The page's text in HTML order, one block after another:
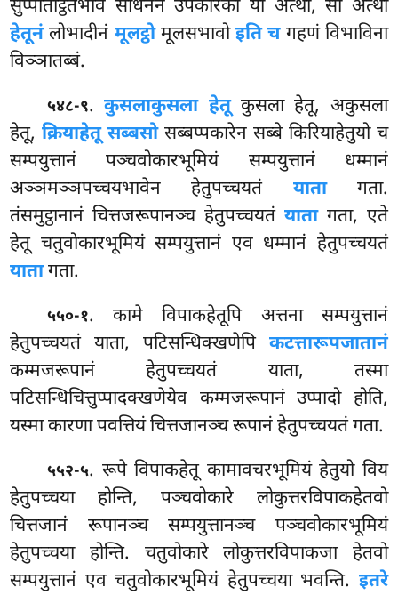
सुप्पतिट्ठितभावं साधनेन उपकारको यो अत्थो, सो अत्थो
हेतूनंलोभादीनं मूलट्ठोमूलसभावोइति चगहणं विभाविना
विञ्ञातब्बं.
५४८-९.कुसलाकुसला हेतूकुसला हेतू, अकुसला
हेतू,क्रियाहेतू सब्बसोसब्बप्पकारेन सब्बे किरियाहेतुयो च
सम्पयुत्तानं पञ्चवोकारभूमियं सम्पयुत्तानं धम्मानं
अञ्ञमञ्ञपच्चयभावेन हेतुपच्चयतं यातागता.
तंसमुट्ठानानं चित्तजरूपानञ्च हेतुपच्चयतं यातागता, एते
हेतू चतुवोकारभूमियं सम्पयुत्तानं एव धम्मानं हेतुपच्चयतं
यातागता.
५५०-१. कामे विपाकहेतूपि अत्तना सम्पयुत्तानं
हेतुपच्चयतं याता, पटिसन्धिक्खणेपि कटत्तारूपजातानं
कम्मजरूपानं हेतुपच्चयतं याता, तस्मा
पटिसन्धिचित्तुप्पादक्खणेयेव कम्मजरूपानं उप्पादो होति,
यस्मा कारणा पवत्तियं चित्तजानञ्च रूपानं हेतुपच्चयतं गता.
५५२-५. रूपे विपाकहेतू कामावचरभूमियं हेतुयो विय
हेतुपच्चया होन्ति, पञ्चवोकारे लोकुत्तरविपाकहेतवो
चित्तजानं रूपानञ्च सम्पयुत्तानञ्च पञ्चवोकारभूमियं
हेतुपच्चया होन्ति. चतुवोकारे लोकुत्तरविपाकजा हेतवो
सम्पयुत्तानं एव चतुवोकारभूमियं हेतुपच्चया भवन्ति. इतरे